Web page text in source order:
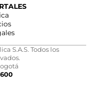
S.A.S. Todos los